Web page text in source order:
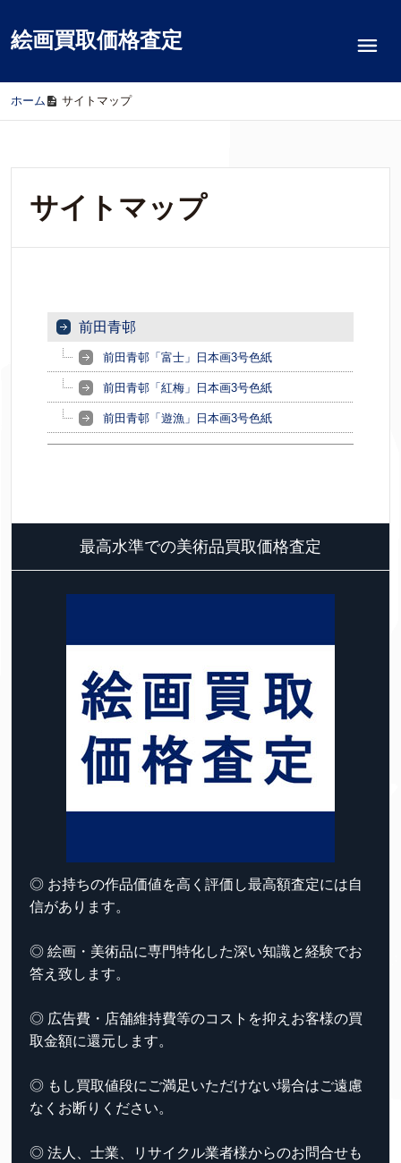
絵画買取価格査定
ホーム / サイトマップ
サイトマップ
前田青邨
前田青邨「富士」日本画3号色紙
前田青邨「紅梅」日本画3号色紙
前田青邨「遊漁」日本画3号色紙
最高水準での美術品買取価格査定
◎ お持ちの作品価値を高く評価し最高額査定には自
信があります。
◎ 絵画・美術品に専門特化した深い知識と経験でお
答え致します。
◎ 広告費・店舗維持費等のコストを抑えお客様の買
取金額に還元します。
◎ もし買取値段にご満足いただけない場合はご遠慮
なくお断りください。
◎ 法人、士業、リサイクル業者様からのお問合せも